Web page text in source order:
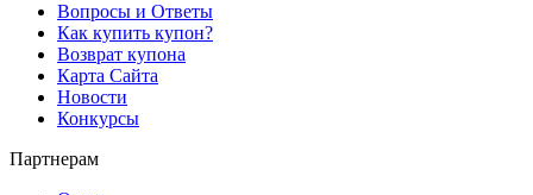
Вопросы и Ответы
Как купить купон?
Возврат купона
Карта Сайта
Новости
Конкурсы
Партнерам